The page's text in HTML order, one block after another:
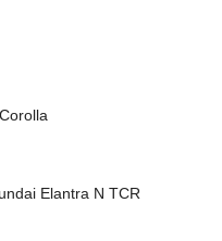
Elantra N TCR